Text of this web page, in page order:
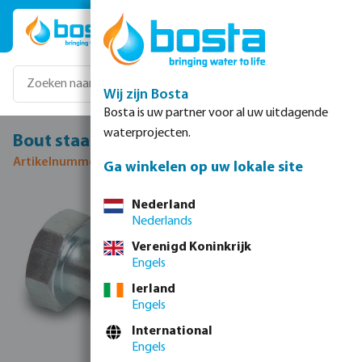
Ga naar de hoofdinhoud
Bout staal gegalvaniseerd M16 x 70 mm
Artikelnummer 0499009
Afbeeldingengalerij overslaan
Wij zijn Bosta
Bosta is uw partner voor al uw uitdagende
waterprojecten.
Ga winkelen op uw lokale site
Nederland
Nederlands
Verenigd Koninkrijk
Engels
Ierland
Engels
International
Engels